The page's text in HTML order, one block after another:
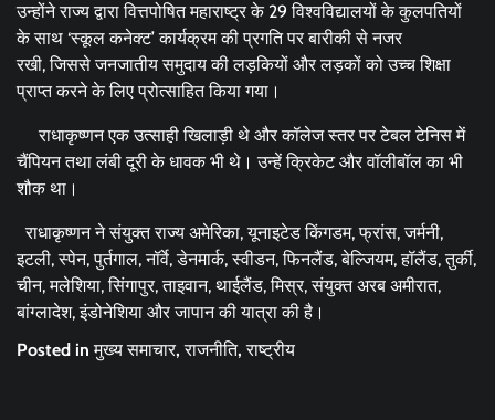
उन्होंने राज्य द्वारा वित्तपोषित महाराष्ट्र के 29 विश्वविद्यालयों के कुलपतियों
के साथ ‘स्कूल कनेक्ट’ कार्यक्रम की प्रगति पर बारीकी से नजर
रखी, जिससे जनजातीय समुदाय की लड़कियों और लड़कों को उच्च शिक्षा
प्राप्त करने के लिए प्रोत्साहित किया गया।
राधाकृष्णन एक उत्साही खिलाड़ी थे और कॉलेज स्तर पर टेबल टेनिस में
चैंपियन तथा लंबी दूरी के धावक भी थे। उन्हें क्रिकेट और वॉलीबॉल का भी
शौक था।
राधाकृष्णन ने संयुक्त राज्य अमेरिका, यूनाइटेड किंगडम, फ्रांस, जर्मनी,
इटली, स्पेन, पुर्तगाल, नॉर्वे, डेनमार्क, स्वीडन, फिनलैंड, बेल्जियम, हॉलैंड, तुर्की,
चीन, मलेशिया, सिंगापुर, ताइवान, थाईलैंड, मिस्र, संयुक्त अरब अमीरात,
बांग्लादेश, इंडोनेशिया और जापान की यात्रा की है।
Posted inमुख्य समाचार,राजनीति,राष्ट्रीय